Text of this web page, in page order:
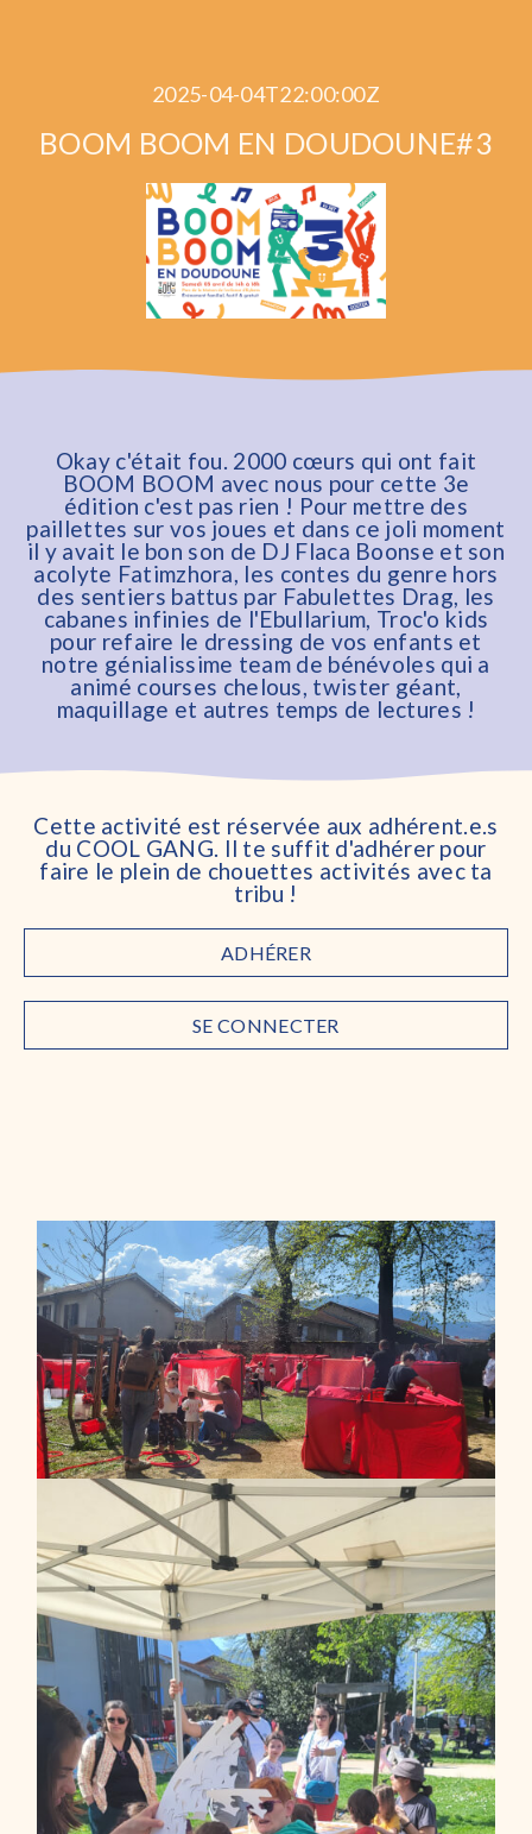
2025-04-04T22:00:00Z
BOOM BOOM EN DOUDOUNE#3
Okay c'était fou. 2000 cœurs qui ont fait
BOOM BOOM avec nous pour cette 3e
édition c'est pas rien ! Pour mettre des
paillettes sur vos joues et dans ce joli moment
il y avait le bon son de DJ Flaca Boonse et son
acolyte Fatimzhora, les contes du genre hors
des sentiers battus par Fabulettes Drag, les
cabanes infinies de l'Ebullarium, Troc'o kids
pour refaire le dressing de vos enfants et
notre génialissime team de bénévoles qui a
animé courses chelous, twister géant,
maquillage et autres temps de lectures !
Cette activité est réservée aux adhérent.e.s
du COOL GANG. Il te suffit d'adhérer pour
faire le plein de chouettes activités avec ta
tribu !
ADHÉRER
SE CONNECTER